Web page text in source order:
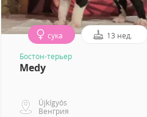
сука 13 нед.
Бостон-терьер
Medy
Újkígyós
Венгрия